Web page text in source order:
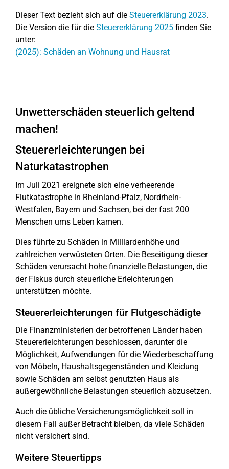
Dieser Text bezieht sich auf die Steuererklärung 2023.
Die Version die für die Steuererklärung 2025 finden Sie
unter:
(2025): Schäden an Wohnung und Hausrat
Unwetterschäden steuerlich geltend
machen!
Steuererleichterungen bei
Naturkatastrophen
Im Juli 2021 ereignete sich eine verheerende
Flutkatastrophe in Rheinland-Pfalz, Nordrhein-
Westfalen, Bayern und Sachsen, bei der fast 200
Menschen ums Leben kamen.
Dies führte zu Schäden in Milliardenhöhe und
zahlreichen verwüsteten Orten. Die Beseitigung dieser
Schäden verursacht hohe finanzielle Belastungen, die
der Fiskus durch steuerliche Erleichterungen
unterstützen möchte.
Steuererleichterungen für Flutgeschädigte
Die Finanzministerien der betroffenen Länder haben
Steuererleichterungen beschlossen, darunter die
Möglichkeit, Aufwendungen für die Wiederbeschaffung
von Möbeln, Haushaltsgegenständen und Kleidung
sowie Schäden am selbst genutzten Haus als
außergewöhnliche Belastungen steuerlich abzusetzen.
Auch die übliche Versicherungsmöglichkeit soll in
diesem Fall außer Betracht bleiben, da viele Schäden
nicht versichert sind.
Weitere Steuertipps